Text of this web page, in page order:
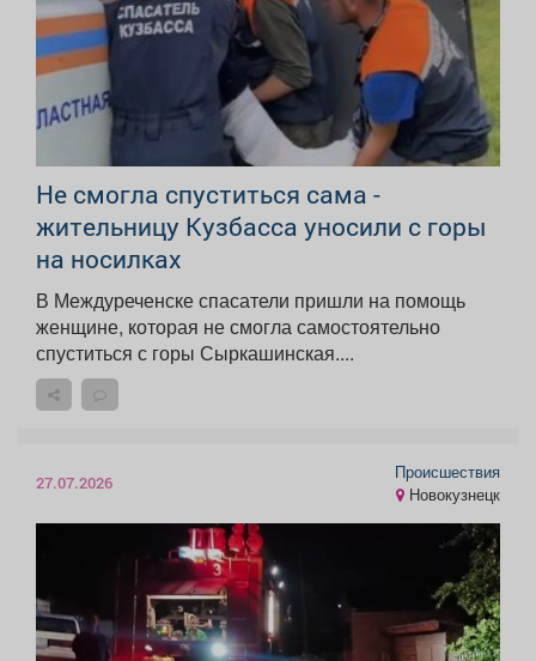
Не смогла спуститься сама -
жительницу Кузбасса уносили с горы
на носилках
В Междуреченске спасатели пришли на помощь
женщине, которая не смогла самостоятельно
спуститься с горы Сыркашинская....
27.07.2026
Происшествия
Новокузнецк